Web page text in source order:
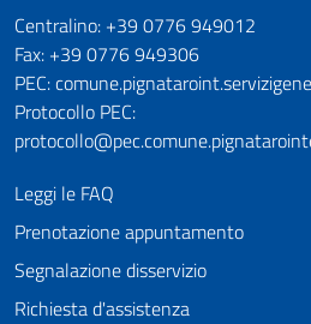
Numeri utili
Centralino: +39 0776 949012
Fax: +39 0776 949306
PEC:
Protocollo PEC:
Leggi le FAQ
Prenotazione appuntamento
Segnalazione disservizio
Richiesta d'assistenza